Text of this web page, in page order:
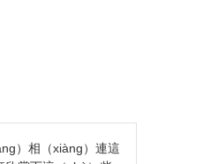
）相（xiàng）連這